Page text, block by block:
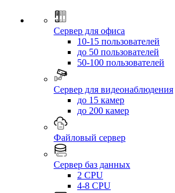
Сервер для офиса
10-15 пользователей
до 50 пользователей
50-100 пользователей
Сервер для видеонаблюдения
до 15 камер
до 200 камер
Файловый сервер
Сервер баз данных
2 CPU
4-8 CPU